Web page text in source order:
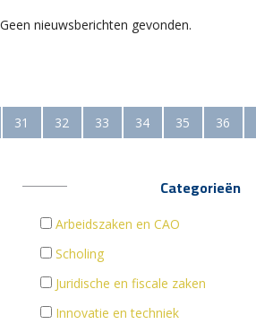
Geen nieuwsberichten gevonden.
31 32 33 34 35 36
Categorieën
Arbeidszaken en CAO
Scholing
Juridische en fiscale zaken
Innovatie en techniek